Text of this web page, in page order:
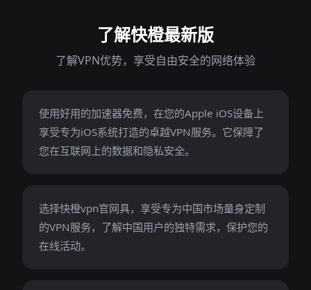
了解快橙最新版
了解VPN优势，享受自由安全的网络体验
使用好用的加速器免费，在您的Apple iOS设备上
享受专为iOS系统打造的卓越VPN服务。它保障了
您在互联网上的数据和隐私安全。
选择快橙vpn官网具，享受专为中国市场量身定制
的VPN服务，了解中国用户的独特需求，保护您的
在线活动。